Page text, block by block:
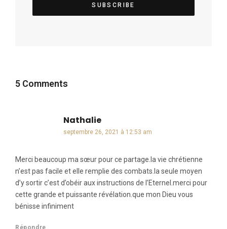
5 Comments
Nathaliedit :
septembre 26, 2021 à 12:53 am
Merci beaucoup ma sœur pour ce partage.la vie chrétienne
n’est pas facile et elle remplie des combats.la seule moyen
d’y sortir c’est d’obéir aux instructions de l’Eternel.merci pour
cette grande et puissante révélation.que mon Dieu vous
bénisse infiniment
Répondre